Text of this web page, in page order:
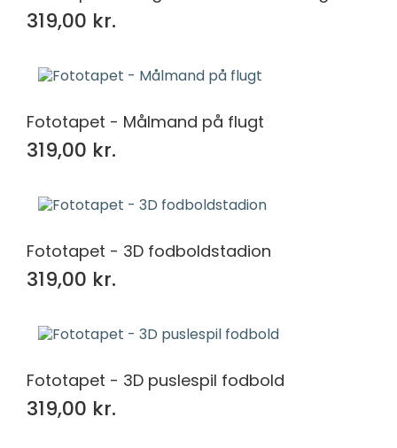
319,00 kr.
Fototapet - Målmand på flugt
319,00 kr.
Fototapet - 3D fodboldstadion
319,00 kr.
Fototapet - 3D puslespil fodbold
319,00 kr.